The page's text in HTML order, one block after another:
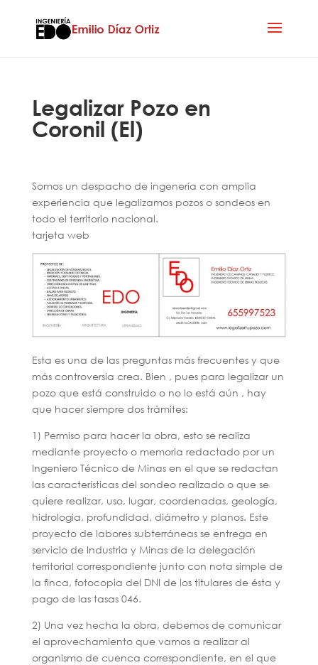
Legalizar Pozo en
Coronil (El)
Somos un despacho de ingenería con amplia
experiencia que legalizamos pozos o sondeos en
todo el territorio nacional.
tarjeta web
Esta es una de las preguntas más frecuentes y que
más controversia crea. Bien , pues para legalizar un
pozo que está construido o no lo está aún , hay
que hacer siempre dos trámites:
1) Permiso para hacer la obra, esto se realiza
mediante proyecto o memoria redactado por un
Ingeniero Técnico de Minas en el que se redactan
las características del sondeo realizado o que se
quiere realizar, uso, lugar, coordenadas, geología,
hidrologia, profundidad, diámetro y planos. Este
proyecto de labores subterráneas se entrega en
servicio de Industria y Minas de la delegación
territorial correspondiente junto con nota simple de
la finca, fotocopia del DNI de los titulares de ésta y
pago de las tasas 046.
2) Una vez hecha la obra, debemos de comunicar
el aprovechamiento que vamos a realizar al
organismo de cuenca correspondiente, en el que